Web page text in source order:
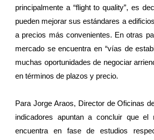
principalmente a “flight to quality”, es
pueden mejorar sus estándares a
a precios más convenientes. En otras
mercado se encuentra en “vías de
muchas oportunidades de negociar
en términos de plazos y precio.
Para Jorge Araos, Director de Oficinas
indicadores apuntan a concluir que el
encuentra en fase de estudios